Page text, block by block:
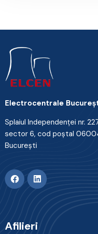
Electrocentrale
Splaiul Independenţei nr.
sector 6, cod poştal
Bucureşti
Afilieri